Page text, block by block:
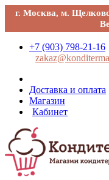
г. Москва, м.
+7 (903) 798-21-16
Доставка и оплата
Магазин
Кабинет